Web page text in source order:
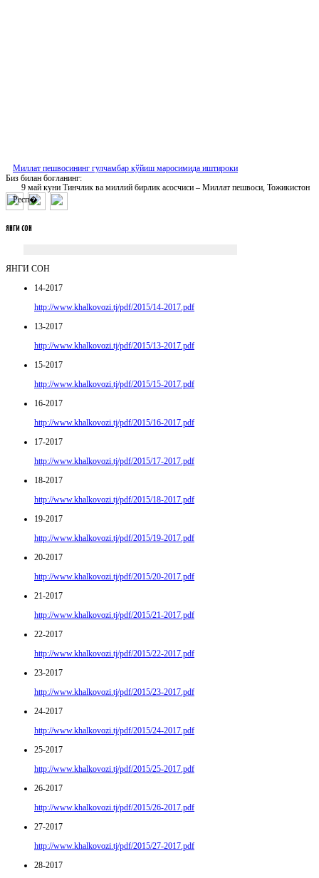
Миллат пешвосининг гулчамбар қўйиш маросимида иштироки
9 май куни Тинчлик ва миллий бирлик асосчиси – Миллат пешвоси, Тожикистон
Респ�
Биз билан боғланинг:
ЯНГИ СОН
ЯНГИ СОН
14-2017
http://www.khalkovozi.tj/pdf/2015/14-2017.pdf
13-2017
http://www.khalkovozi.tj/pdf/2015/13-2017.pdf
15-2017
http://www.khalkovozi.tj/pdf/2015/15-2017.pdf
16-2017
http://www.khalkovozi.tj/pdf/2015/16-2017.pdf
17-2017
http://www.khalkovozi.tj/pdf/2015/17-2017.pdf
18-2017
http://www.khalkovozi.tj/pdf/2015/18-2017.pdf
19-2017
http://www.khalkovozi.tj/pdf/2015/19-2017.pdf
20-2017
http://www.khalkovozi.tj/pdf/2015/20-2017.pdf
21-2017
http://www.khalkovozi.tj/pdf/2015/21-2017.pdf
22-2017
http://www.khalkovozi.tj/pdf/2015/22-2017.pdf
23-2017
http://www.khalkovozi.tj/pdf/2015/23-2017.pdf
24-2017
http://www.khalkovozi.tj/pdf/2015/24-2017.pdf
25-2017
http://www.khalkovozi.tj/pdf/2015/25-2017.pdf
26-2017
http://www.khalkovozi.tj/pdf/2015/26-2017.pdf
27-2017
http://www.khalkovozi.tj/pdf/2015/27-2017.pdf
28-2017